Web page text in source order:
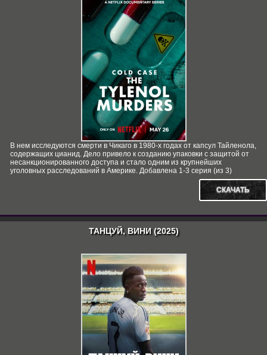
В нем исследуются смерти в Чикаго в 1980-х годах от капсул Тайленола,
содержащих цианид. Дело привело к созданию упаковки с защитой от
несанкционированного доступа и стало одним из крупнейших
уголовных расследований в Америке. Добавлена 1-3 серия (из 3)
СКАЧАТЬ
ТАНЦУЙ, ВИНИ (2025)